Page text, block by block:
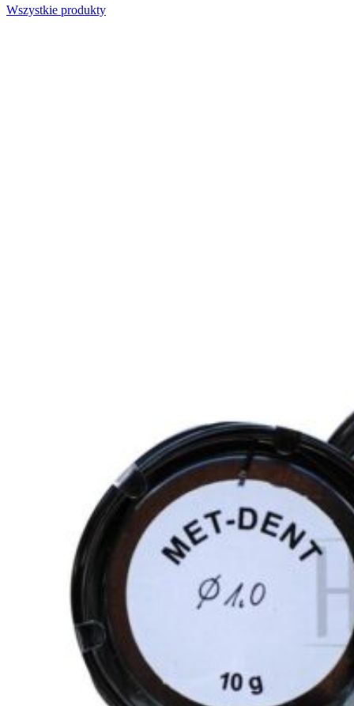
Wszystkie produkty